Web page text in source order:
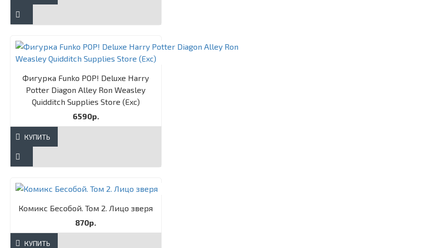
Фигурка Funko POP! Deluxe Harry
Potter Diagon Alley Ron Weasley
Quidditch Supplies Store (Exc)
6590р.
КУПИТЬ
Комикс Бесобой. Том 2. Лицо зверя
870р.
КУПИТЬ